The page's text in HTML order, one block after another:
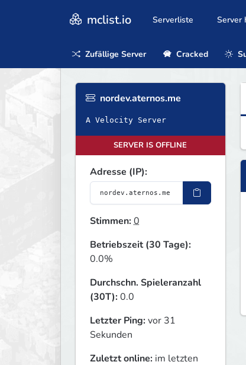
mclist.io Serverliste Server
Zufällige Server Cracked
nordev.aternos.me
A Velocity Server
SERVER IS OFFLINE
Adresse (IP):
Stimmen:0
Betriebszeit (30 Tage):
0.0%
Durchschn. Spieleranzahl
(30T):0.0
Letzter Ping:vor 31
Sekunden
Zuletzt online: im letzten